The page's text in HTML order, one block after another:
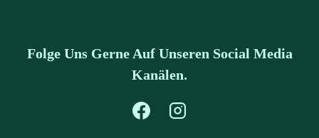
Folge Uns Gerne Auf Unseren Social Media
Kanälen.